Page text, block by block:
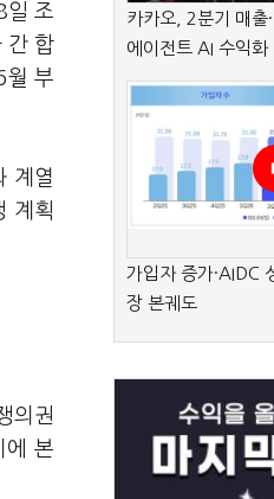
일 조
간 합
월 부
계열
계획
의권
에 본
카카오, 2분기 매
에이전트 AI 수익화
가입자 증가·AIDC
장 본궤도